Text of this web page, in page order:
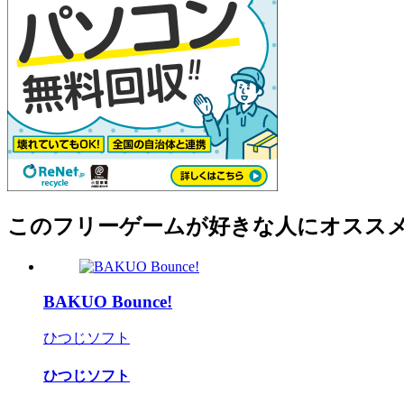
このフリーゲームが好きな人にオスス
BAKUO Bounce!
ひつじソフト
ひつじソフト